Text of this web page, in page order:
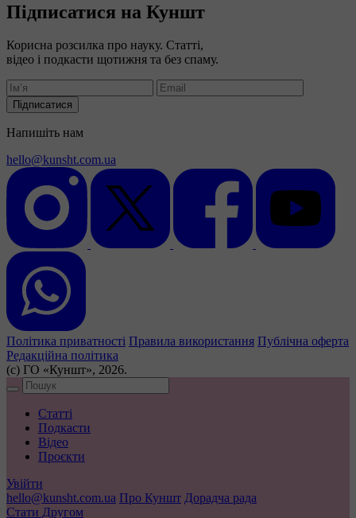
Підписатися на Куншт
Корисна розсилка про науку. Статті,
відео і подкасти щотижня та без спаму.
Підписатися
Напишіть нам
hello@kunsht.com.ua
Політика приватності Правила використання Публічна оферта
Редакційна політика
(с) ГО «Куншт», 2026.
Статті
Подкасти
Відео
Проєкти
Увійти
hello@kunsht.com.ua Про Куншт Дорадча рада
Стати Другом